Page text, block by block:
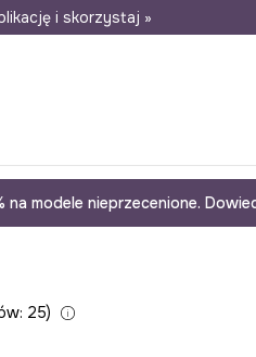
30 dni na zwrot
i skorzystaj »
na modele nieprzecenione.
25